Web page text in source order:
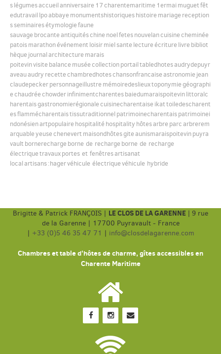
slégumesaccueil anniversaire 17 charentemaritime 1ermai muguetfêt
edutravail lpoabbaye monumentshistoriqueshistoire mariage reception
sseminairesétymologiefaune
sauvage brocante antiquitéschine noelfetesnouvelancuisine cheminée
patoismarathonévénement loisirmiel sante lecture écriture livre bibliot
hèque journal architecture marais
poitevinvisite balance musée collectionportailtabledhotesaudrydepuyr
aveauaudry recette chambredhoteschansonfrancaise astronomie jean
claudepeckerpersonnageillustre mémoiredeslieuxtoponymie géographi
e chaudrée chowderinfinimentcharentesbaiedumaraispoitevinlittoralc
harentaisgastronomierégionale cuisinecharentaise ikattoiledescharent
esflammécharentaistissutraditionnel patrimoinecharentaispatrimoinei
ndonésienartpopulaire hospitalité hospitality hôtesarbre parc arbrerem
arquableyeuse chenevert maisondhôtesgite aunismaraispoitevinpuyra
vault bornerecharge borne de recharge borne de recharge
électriquetravauxportes et fenêtresartisanat
local artisans:hagervéhicule électriquevéhicule hybride
Brigitte & Patrick FRANÇOIS | LE CLOS DE LA GARENNE | 9 rue
de la Garenne | 17700 Puyravault - France
| +33 (0)5 46 35 47 71 | info@closdelagarenne.com
Chambres et table d'hôtes de charme, gîtes accessibles en
Charente Maritime